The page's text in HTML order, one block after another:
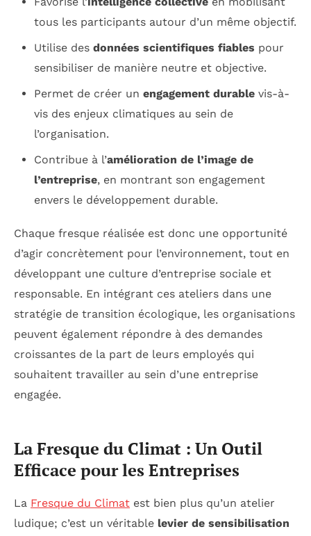
tous les participants autour d’un même objectif.
Utilise des données scientifiques fiables pour
sensibiliser de manière neutre et objective.
Permet de créer un engagement durablevis-à-
vis des enjeux climatiques au sein de
l’organisation.
Contribue à l’amélioration de l’image de
l’entreprise, en montrant son engagement
envers le développement durable.
Chaque fresque réalisée est donc une opportunité
d’agir concrètement pour l’environnement, tout en
développant une culture d’entreprise sociale et
responsable. En intégrant ces ateliers dans une
stratégie de transition écologique, les organisations
peuvent également répondre à des demandes
croissantes de la part de leurs employés qui
souhaitent travailler au sein d’une entreprise
engagée.
La Fresque du Climat : Un Outil
Efficace pour les Entreprises
La Fresque du Climat est bien plus qu’un atelier
ludique; c’est un véritable levier de sensibilisation